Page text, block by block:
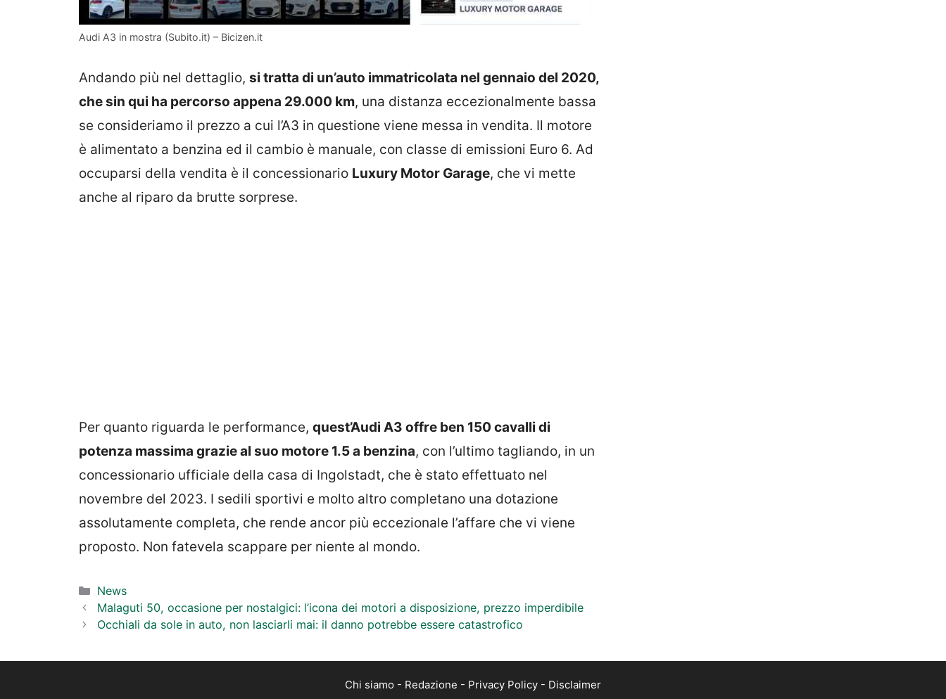
Audi A3 in mostra (Subito.it) – Bicizen.it
Andando più nel dettaglio, si tratta di un’auto immatricolata nel gennaio del 2020,
che sin qui ha percorso appena 29.000 km, una distanza eccezionalmente bassa
se consideriamo il prezzo a cui l’A3 in questione viene messa in vendita. Il motore
è alimentato a benzina ed il cambio è manuale, con classe di emissioni Euro 6. Ad
occuparsi della vendita è il concessionario Luxury Motor Garage, che vi mette
anche al riparo da brutte sorprese.
Per quanto riguarda le performance, quest’Audi A3 offre ben 150 cavalli di
potenza massima grazie al suo motore 1.5 a benzina, con l’ultimo tagliando, in un
concessionario ufficiale della casa di Ingolstadt, che è stato effettuato nel
novembre del 2023. I sedili sportivi e molto altro completano una dotazione
assolutamente completa, che rende ancor più eccezionale l’affare che vi viene
proposto. Non fatevela scappare per niente al mondo.
Categorie
News
Malaguti 50, occasione per nostalgici: l’icona dei motori a disposizione, prezzo imperdibile
Occhiali da sole in auto, non lasciarli mai: il danno potrebbe essere catastrofico
Chi siamo - Redazione - Privacy Policy - Disclaimer